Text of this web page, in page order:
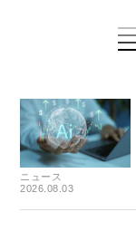
ニュース
2026.08.03